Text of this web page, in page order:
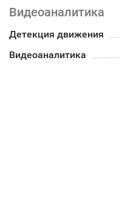
Видеоаналитика
Детекция движения
Видеоаналитика